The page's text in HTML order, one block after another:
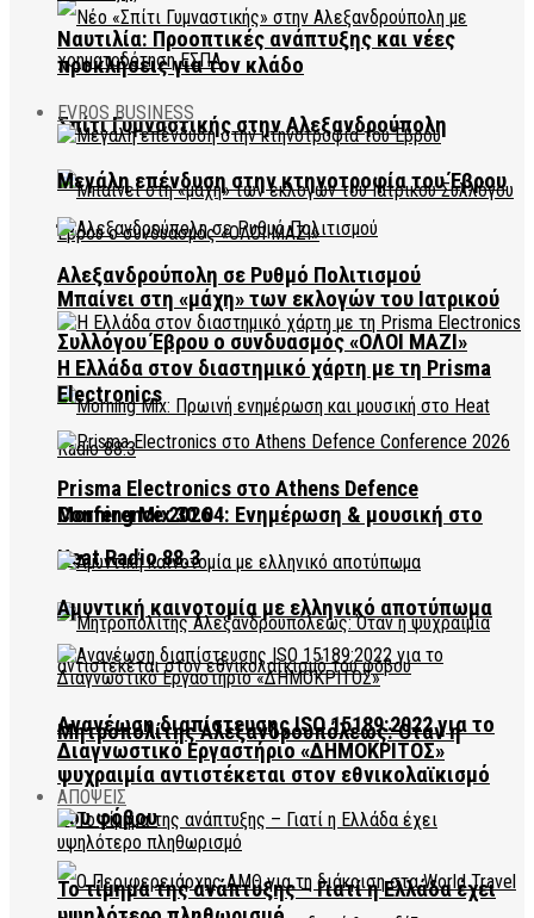
Σπίτι Γυμναστικής στην Αλεξανδρούπολη
Μπαίνει στη «μάχη» των εκλογών του Ιατρικού
Συλλόγου Έβρου ο συνδυασμός «ΟΛΟΙ ΜΑΖΙ»
Morning Mix 30.04: Ενημέρωση & μουσική στο
Heat Radio 88.3
Μητροπολίτης Αλεξανδρουπόλεως: Όταν η
ψυχραιμία αντιστέκεται στον εθνικολαϊκισμό
του φόβου
Ναυτιλία: Προοπτικές ανάπτυξης και νέες
προκλήσεις για τον κλάδο
EVROS BUSINESS
Μεγάλη επένδυση στην κτηνοτροφία του Έβρου
Αλεξανδρούπολη σε Ρυθμό Πολιτισμού
Η Ελλάδα στον διαστημικό χάρτη με τη Prisma
Electronics
Prisma Electronics στο Athens Defence
Conference 2026
Αμυντική καινοτομία με ελληνικό αποτύπωμα
Ανανέωση διαπίστευσης ISO 15189:2022 για το
Διαγνωστικό Εργαστήριο «ΔΗΜΟΚΡΙΤΟΣ»
ΑΠΟΨΕΙΣ
Το τίμημα της ανάπτυξης – Γιατί η Ελλάδα έχει